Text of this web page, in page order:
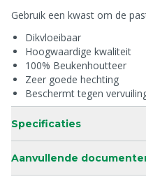
Gebruik een kwast om de
Dikvloeibaar
Hoogwaardige kwaliteit
100% Beukenhoutteer
Zeer goede hechting
Beschermt tegen
Specificaties
Aanvullende